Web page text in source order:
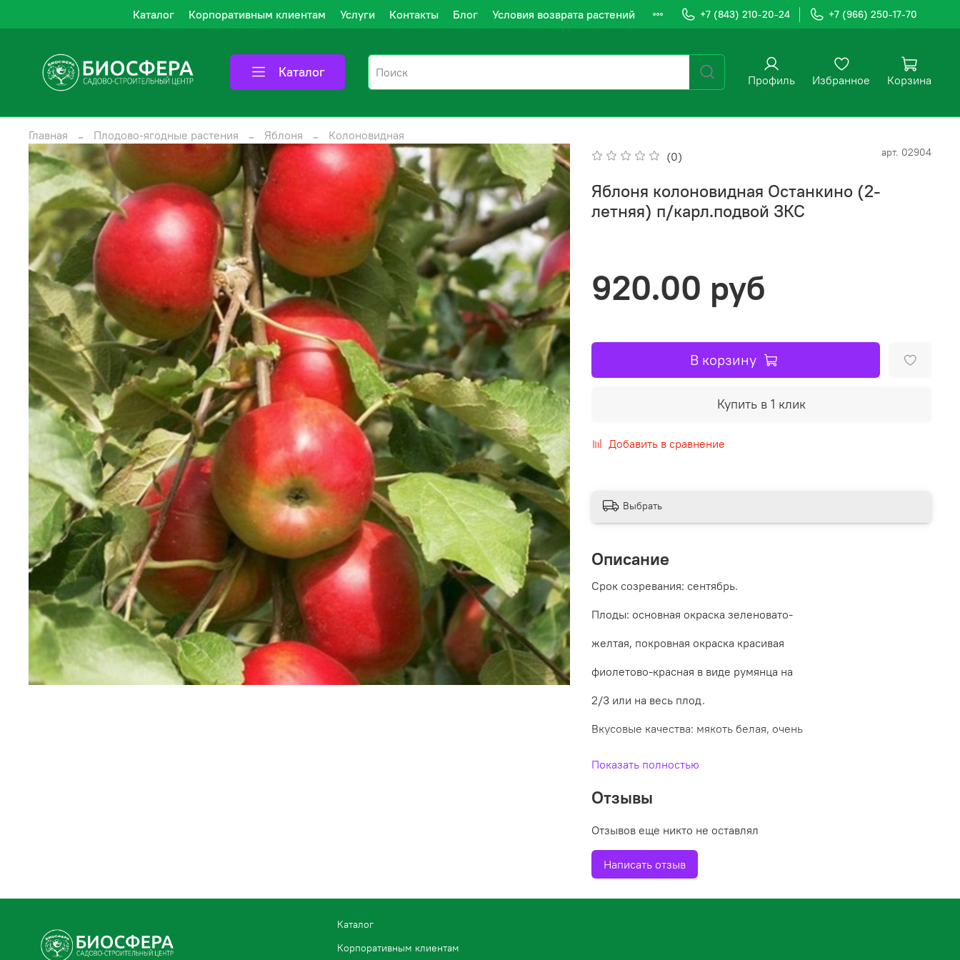
Каталог Корпоративным клиентам Услуги Контакты Блог Условия возврата растений +7 (843) 210-20-24 +7 (966) 250-17-70
Каталог Профиль Избранное Корзина
Главная Плодово-ягодные растения Яблоня
Колоновидная
(0)
арт. 02904
Яблоня колоновидная Останкино (2-
летняя) п/карл.подвой ЗКС
920.00 руб
В корзину
Купить в 1 клик
Добавить в сравнение
Выбрать
Описание
Срок созревания: сентябрь.
Плоды: основная окраска зеленовато-
желтая, покровная окраска красивая
фиолетово-красная в виде румянца на
2/3 или на весь плод.
Вкусовые качества: мякоть белая, очень
сочная, кисло-сладкая, хорошего
Урожайность: в среднем 6-8 кг до 10-12
кг и даже до 16 кг.
Показать полностью
Отзывы
Отзывов еще никто не оставлял
Написать отзыв
Каталог
Корпоративным клиентам